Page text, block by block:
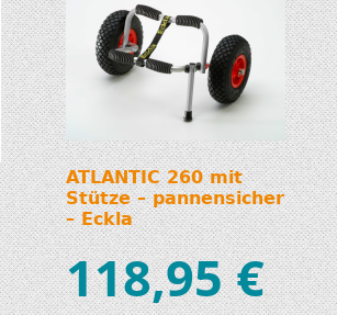
ATLANTIC 260 mit
Stütze – pannensicher
– Eckla
118,95€